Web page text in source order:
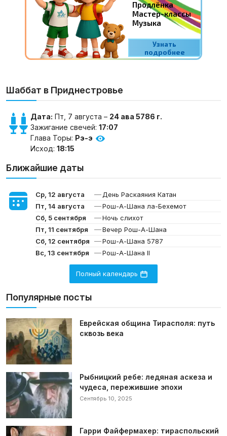
Шаббат в Приднестровье
Дата: Пт, 7 августа – 24 ава 5786 г.
Зажигание свечей: 17:07
Глава Торы: Рэ-э
Исход: 18:15
Ближайшие даты
Ср, 12 августа — День Раскаяния Катан
Пт, 14 августа
—Рош-А-Шана ла-Бехемот
Сб, 5 сентября
—Ночь слихот
Пт, 11 сентября
—Вечер Рош-А-Шана
Сб, 12 сентября
—Рош-А-Шана 5787
Вс, 13 сентября
—Рош-А-Шана II
Полный календарь
Популярные посты
Еврейская община Тирасполя: путь
сквозь века
Рыбницкий ребе: ледяная аскеза и
чудеса, пережившие эпохи
Сентябрь 10, 2025
Гарри Файфермахер: тираспольский